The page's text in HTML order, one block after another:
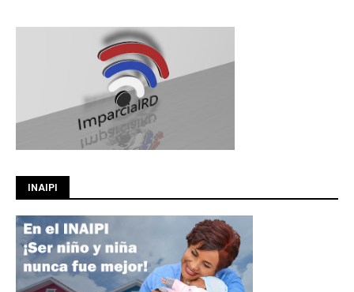
INAIPI